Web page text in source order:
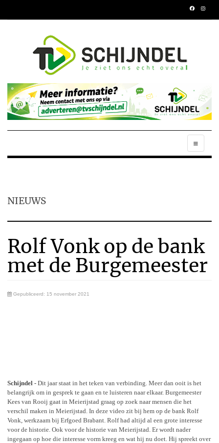
NIEUWS
Rolf Vonk op de bank
met de Burgemeester
Gepubliceerd: 15 november 2021
Schijndel - Dit jaar staat in het teken van verbinding. Meer dan ooit is het
belangrijk om in gesprek te gaan en te luisteren naar elkaar. Burgemeester
Kees van Rooij gaat in Meierijstad graag op zoek naar mensen die het
verschil maken in Meierijstad. In deze video zit bij hem op de bank Rolf
Vonk, werkzaam bij Erfgoed Brabant. Rolf had altijd al een grote interesse
voor de historie. Ook voor de historie van Meierijstad. Er wordt nader
ingegaan op hoe die interesse vorm kreeg en wat hij nu doet. Hij spreekt over